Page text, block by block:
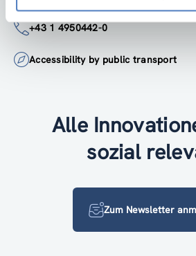
+43 1 4950442-0
Accessibility by public transport
Alle
sozial
Zum Newsletter